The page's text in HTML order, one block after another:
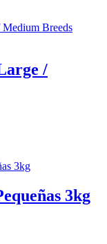
/
3kg